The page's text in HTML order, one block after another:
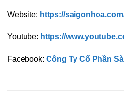
Website: https://
Youtube: https://
Facebook: Công Ty Cổ Phần